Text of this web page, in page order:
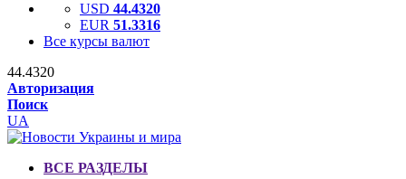
USD 44.4320
EUR 51.3316
Все курсы валют
44.4320
Авторизация
Поиск
UA
ВСЕ РАЗДЕЛЫ